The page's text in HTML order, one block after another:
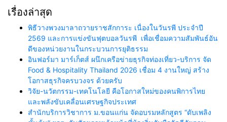
เรื่องล่าสุด
พิธีวางพวงมาลาถวายราชสักการะ เนื่องในวันรพี ประจำปี
2569 และการแข่งขันฟุตบอลวันรพี เพื่อเชื่อมความสัมพันธ์อัน
ดีของหน่วยงานในกระบวนการยุติธรรม
อินฟอร์มา มาร์เก็ตส์ ผนึกเครือข่ายธุรกิจท่องเที่ยว-บริการ จัด
Food & Hospitality Thailand 2026 เชื่อม 4 งานใหญ่ สร้าง
โอกาสธุรกิจครบวงจร ด้วยครับ
วิจัย-นวัตกรรม-เทคโนโลยี คือโอกาสใหม่ของคนพิการไทย
และพลังขับเคลื่อนเศรษฐกิจประเทศ
สำนักบริการวิชาการ ม.ขอนแก่น จัดอบรมหลักสูตร “ดับเพลิง